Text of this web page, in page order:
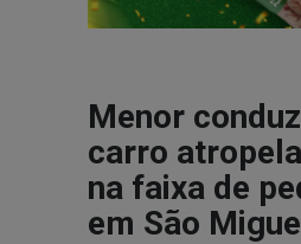
Menor
carro
na faixa de
em São